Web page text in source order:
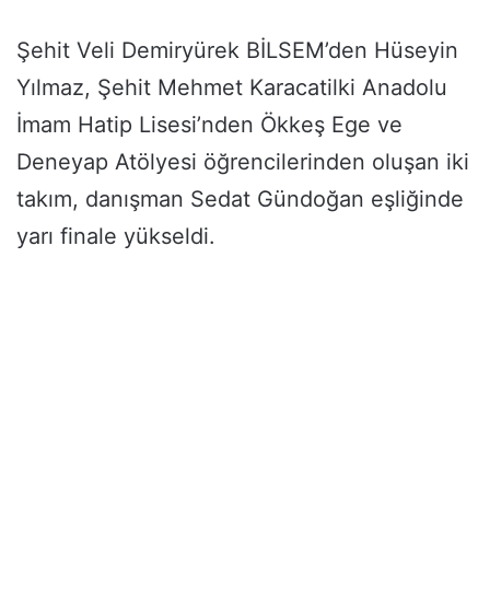
Şehit Veli Demiryürek BİLSEM’den Hüseyin
Yılmaz, Şehit Mehmet Karacatilki Anadolu
İmam Hatip Lisesi’nden Ökkeş Ege ve
Deneyap Atölyesi öğrencilerinden oluşan iki
takım, danışman Sedat Gündoğan eşliğinde
yarı finale yükseldi.